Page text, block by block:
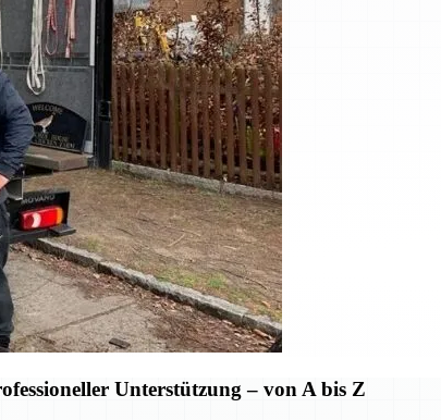
Unterstützung – von A bis Z